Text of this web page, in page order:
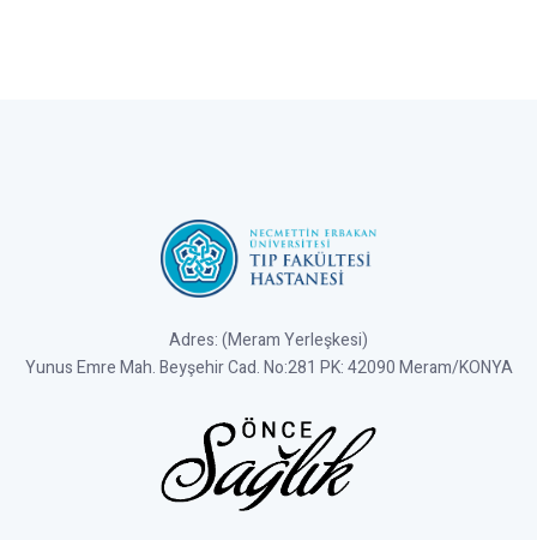
Adres: (Meram Yerleşkesi)
Yunus Emre Mah. Beyşehir Cad. No:281 PK: 42090 Meram/KONYA